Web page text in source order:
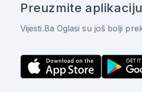
Preuzmite aplikaciju
Vijesti.Ba Oglasi su još bolji